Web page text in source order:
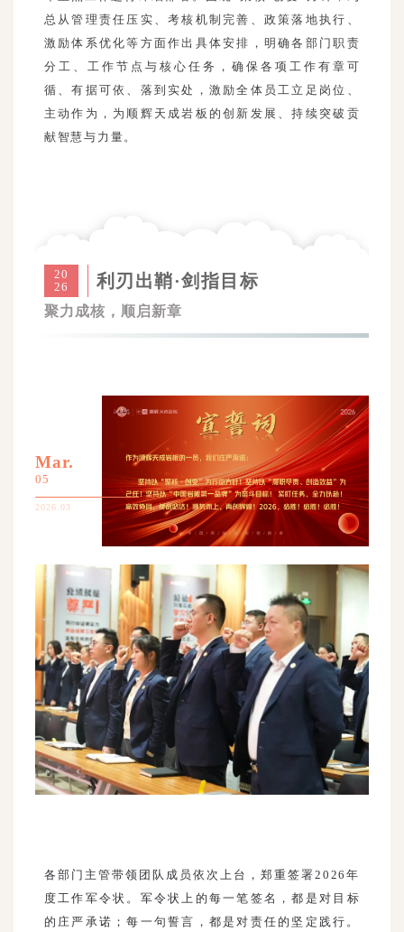
总从管理责任压实、考核机制完善、政策落地执行、
激励体系优化等方面作出具体安排，明确各部门职责
分工、工作节点与核心任务，确保各项工作有章可
循、有据可依、落到实处，激励全体员工立足岗位、
主动作为，为顺辉天成岩板的创新发展、持续突破贡
献智慧与力量。
20
26
利刃出鞘·剑指目标
聚力成核，顺启新章
Mar.
05
2026.03
各部门主管带领团队成员依次上台，郑重签署2026年
度工作军令状。军令状上的每一笔签名，都是对目标
的庄严承诺；每一句誓言，都是对责任的坚定践行。